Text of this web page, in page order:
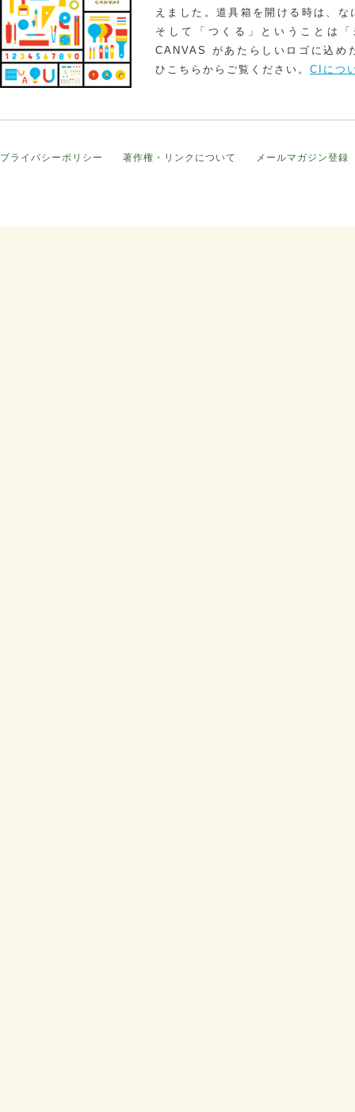
えました。道具箱を開ける時は、
そして「つくる」ということは
CANVAS があたらしいロゴに込め
ひこちらからご覧ください。 CIにつ
プライバシーポリシー 著作権・リンクについて メールマガジン登録